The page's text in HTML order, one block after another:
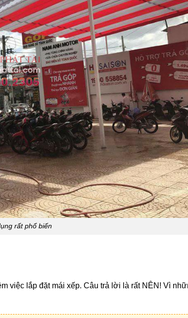
rất phổ biến
việc lắp đặt mái xếp. Câu trả lời là rất NÊN! Vì